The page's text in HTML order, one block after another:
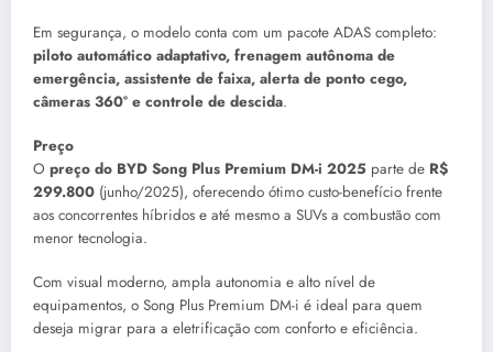
Em segurança, o modelo conta com um pacote ADAS completo:
piloto automático adaptativo, frenagem autônoma de
emergência, assistente de faixa, alerta de ponto cego,
câmeras 360° e controle de descida.
Preço
O preço do BYD Song Plus Premium DM-i 2025 parte de R$
299.800 (junho/2025), oferecendo ótimo custo-benefício frente
aos concorrentes híbridos e até mesmo a SUVs a combustão com
menor tecnologia.
Com visual moderno, ampla autonomia e alto nível de
equipamentos, o Song Plus Premium DM-i é ideal para quem
deseja migrar para a eletrificação com conforto e eficiência.